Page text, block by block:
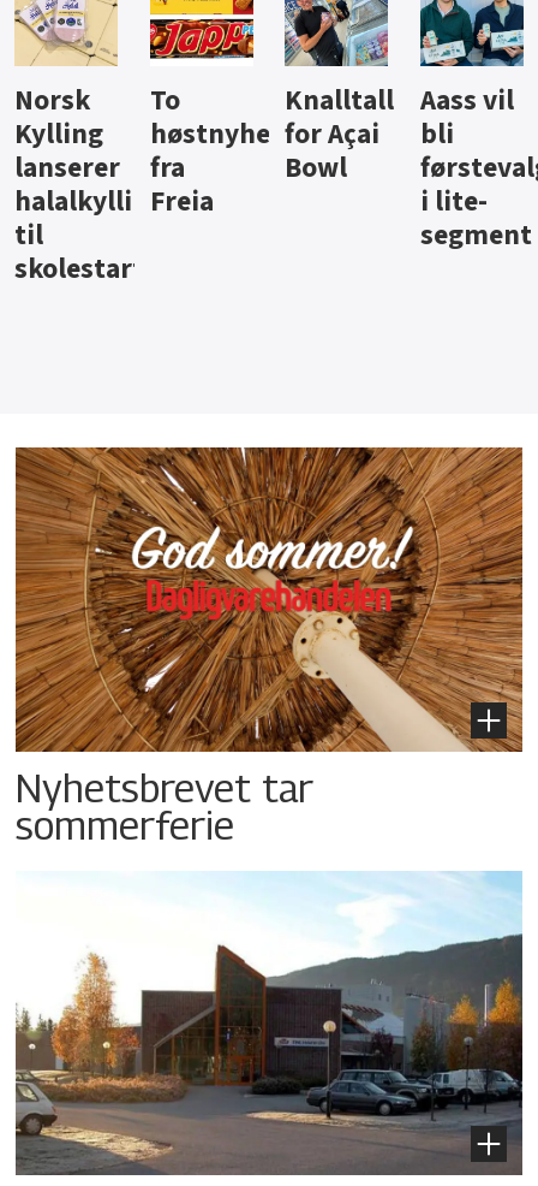
Knalltall
for Açai
Bowl
Aass vil
bli
førstevalg
i lite-
Brus og
jus fra
Berentsen
Hard
iste fra
Hansa
Nyhetsbrevet tar
sommerferie